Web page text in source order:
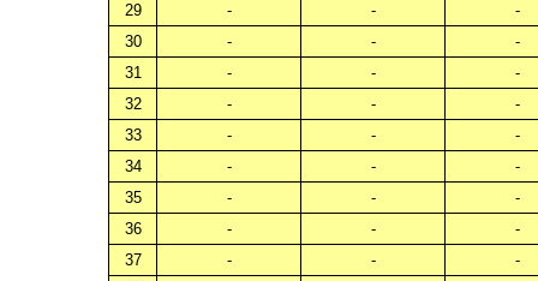
29
- -
-
30
- -
-
31
- -
-
32
- -
-
33
- -
-
34
- -
-
35
- -
-
36
- -
-
37
- -
-